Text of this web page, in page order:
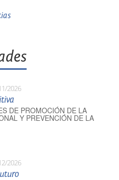
2026
DE PROMOCIÓN DE LA
Y PREVENCIÓN DE LA
2026